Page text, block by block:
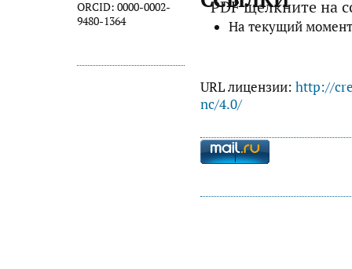
ORCID: 0000-0002-
9480-1364
PDF щелкните на
На текущий
URL лицензии: http://
nc/4.0/